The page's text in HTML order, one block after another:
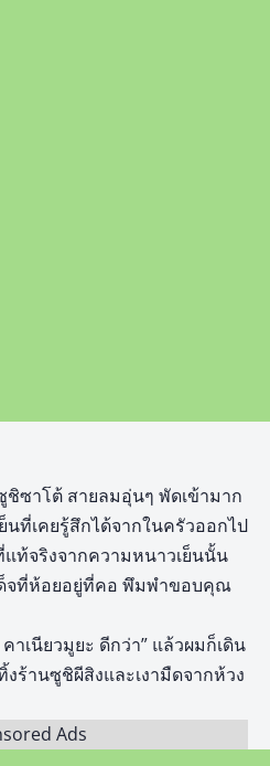
ซาโต้ สายลมอุ่นๆ พัดเข้ามาก
นที่เคยรู้สึกได้จากในครัวออกไป
ท้จริงจากความหนาวเย็นนั้น
จที่ห้อยอยู่ที่คอ พึมพำขอบคุณ
าเนียวมูยะ ดีกว่า” แล้วผมก็เดิน
ร้านซูชิผีสิงและเงามืดจากห้วง
Ads